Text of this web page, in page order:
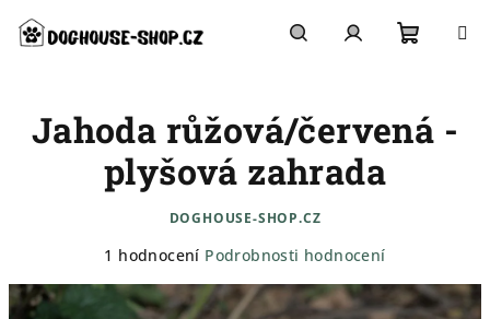
obsah
košík
Jahoda růžová/červená -
plyšová zahrada
DOGHOUSE-SHOP.CZ
Průměrné
produktu
1 hodnocení Podrobnosti hodnocení